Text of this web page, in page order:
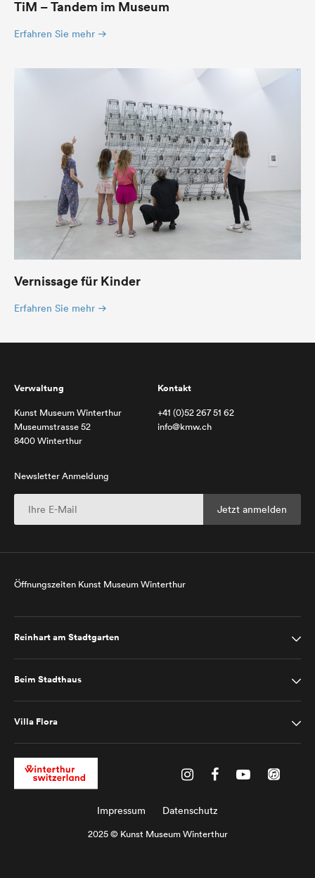
TiM – Tandem im Museum
Erfahren Sie mehr
Vernissage für Kinder
Erfahren Sie mehr
Verwaltung
Kunst Museum Winterthur
Museumstrasse 52
8400 Winterthur
Kontakt
+41 (0)52 267 51 62
info@kmw.ch
Newsletter Anmeldung
Öffnungszeiten Kunst Museum Winterthur
Reinhart am Stadtgarten
Beim Stadthaus
Villa Flora
Impressum Datenschutz
2025 © Kunst Museum Winterthur